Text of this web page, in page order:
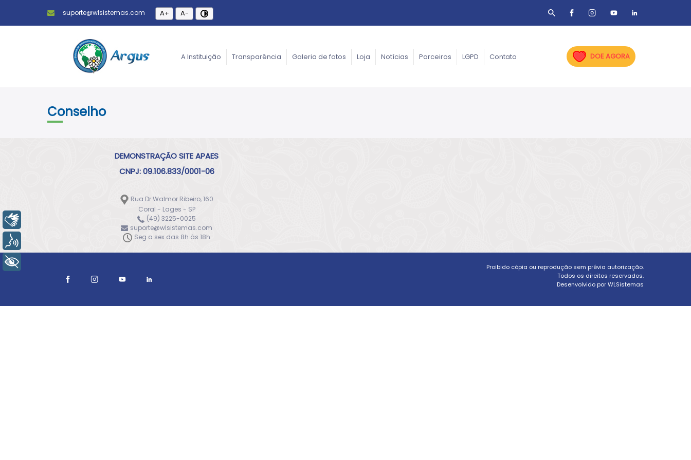
suporte@wlsistemas.com A+ A-
A Instituição Transparência Galeria de fotos Loja Notícias Parceiros LGPD Contato DOE AGORA
Conselho
DEMONSTRAÇÃO SITE APAES
CNPJ: 09.106.833/0001-06
Rua Dr Walmor Ribeiro, 160
Coral - Lages - SP
(49) 3225-0025
suporte@wlsistemas.com
Seg a sex das 8h às 18h
Proibido cópia ou reprodução sem prévia autorização.
Todos os direitos reservados.
Desenvolvido por WLSistemas